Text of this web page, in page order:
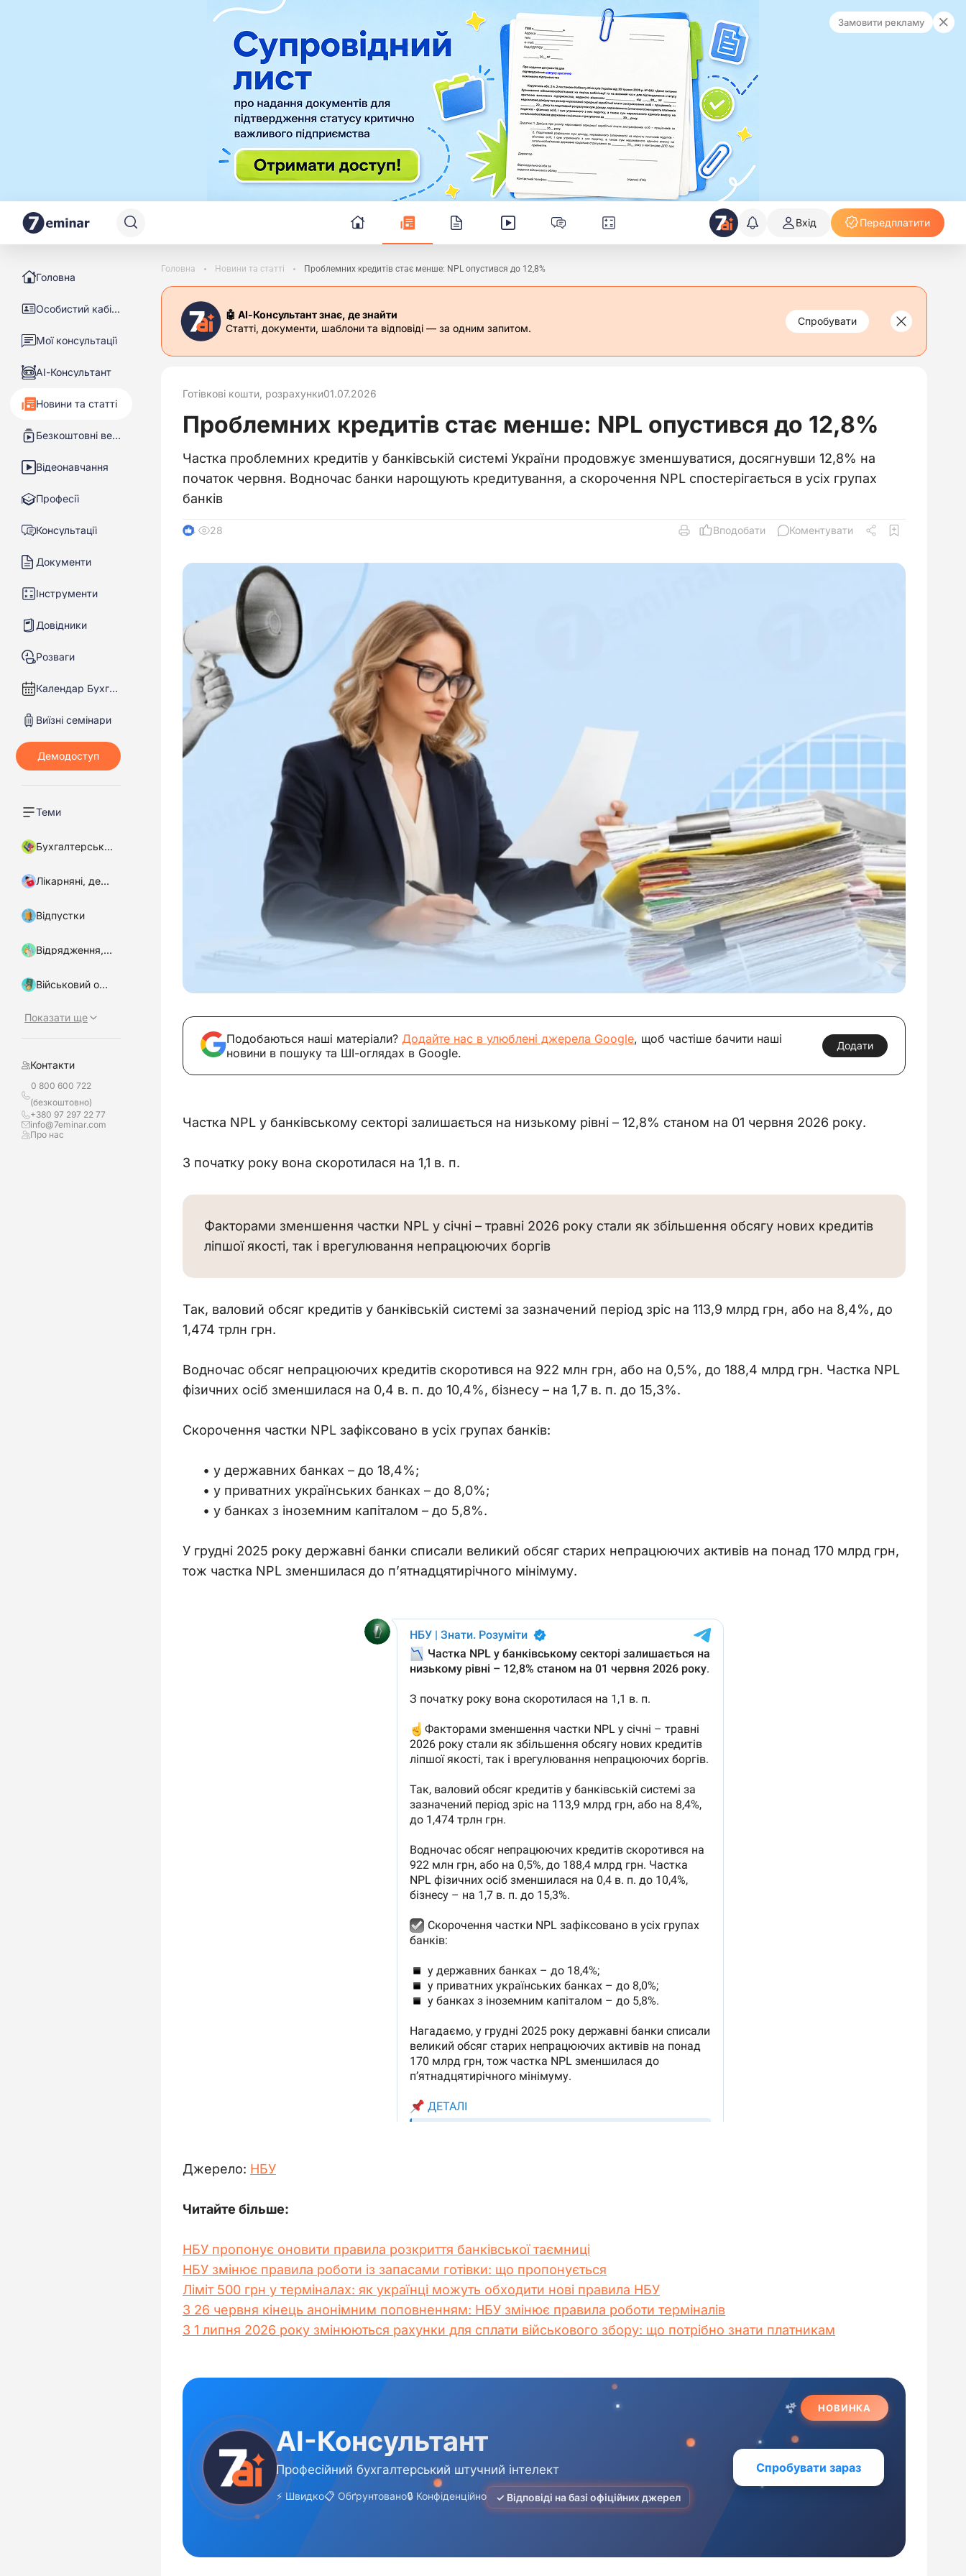
Замовити рекламу
Вхід Передплатити
Головна
Особистий кабінет
Мої консультації
АІ-Консультант
Новини та статті
Безкоштовні вебінари
Відеонавчання
Професії
Консультації
Документи
Інструменти
Довідники
Розваги
Календар Бухгалтера
Виїзні семінари
Теми
Бухгалтерський облік
Лікарняні, декретні
Відпустки
Відрядження, підзвітні кошти
Військовий облік, бронювання
Показати ще
Контакти
0 800 600 722
(безкоштовно)
+380 97 297 22 77
info@7eminar.com
Про нас
Головна Новини та статті Проблемних кредитів стає менше: NPL опустився до 12,8%
🤖 АІ-Консультант знає, де знайти
Статті, документи, шаблони та відповіді — за одним запитом.
Спробувати
Готівкові кошти, розрахунки01.07.2026
Проблемних кредитів стає менше: NPL опустився до 12,8%
Частка проблемних кредитів у банківській системі України продовжує зменшуватися, досягнувши 12,8% на
початок червня. Водночас банки нарощують кредитування, а скорочення NPL спостерігається в усіх групах
банків
4 28 Вподобати Коментувати
Подобаються наші матеріали? Додайте нас в улюблені джерела Google, щоб частіше бачити наші
новини в пошуку та ШІ-оглядах в Google.
Додати
Частка NPL у банківському секторі залишається на низькому рівні – 12,8% станом на 01 червня 2026 року.
З початку року вона скоротилася на 1,1 в. п.
Факторами зменшення частки NPL у січні – травні 2026 року стали як збільшення обсягу нових кредитів
ліпшої якості, так і врегулювання непрацюючих боргів
Так, валовий обсяг кредитів у банківській системі за зазначений період зріс на 113,9 млрд грн, або на 8,4%, до
1,474 трлн грн.
Водночас обсяг непрацюючих кредитів скоротився на 922 млн грн, або на 0,5%, до 188,4 млрд грн. Частка NPL
фізичних осіб зменшилася на 0,4 в. п. до 10,4%, бізнесу – на 1,7 в. п. до 15,3%.
Скорочення частки NPL зафіксовано в усіх групах банків:
у державних банках – до 18,4%;
у приватних українських банках – до 8,0%;
у банках з іноземним капіталом – до 5,8%.
У грудні 2025 року державні банки списали великий обсяг старих непрацюючих активів на понад 170 млрд грн,
тож частка NPL зменшилася до п’ятнадцятирічного мінімуму.
Джерело: НБУ
Читайте більше:
НБУ пропонує оновити правила розкриття банківської таємниці
НБУ змінює правила роботи із запасами готівки: що пропонується
Ліміт 500 грн у терміналах: як українці можуть обходити нові правила НБУ
З 26 червня кінець анонімним поповненням: НБУ змінює правила роботи терміналів
З 1 липня 2026 року змінюються рахунки для сплати військового збору: що потрібно знати платникам